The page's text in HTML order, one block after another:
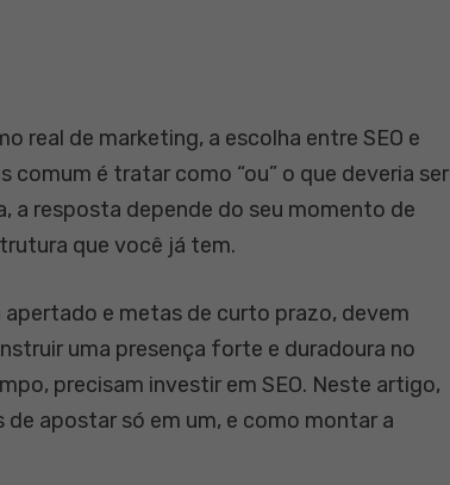
real de marketing, a escolha entre SEO e
é tratar como “ou” o que deveria ser
a resposta depende do seu momento de
que você já tem.
e metas de curto prazo, devem
uma presença forte e duradoura no
precisam investir em SEO. Neste artigo,
apostar só em um, e como montar a